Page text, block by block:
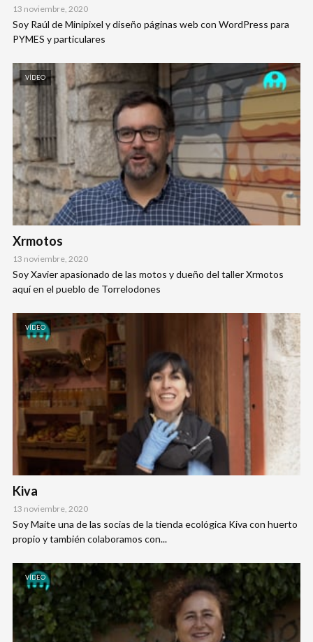
13 noviembre, 2020
Soy Raúl de Minipixel y diseño páginas web con WordPress para
PYMES y particulares
VÍDEO
Xrmotos
13 noviembre, 2020
Soy Xavier apasionado de las motos y dueño del taller Xrmotos
aquí en el pueblo de Torrelodones
VÍDEO
Kiva
13 noviembre, 2020
Soy Maite una de las socias de la tienda ecológica Kiva con huerto
propio y también colaboramos con...
VÍDEO